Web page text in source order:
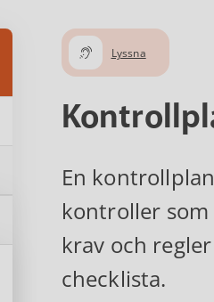
Lyssna
En
kontroller
krav och
checklista.